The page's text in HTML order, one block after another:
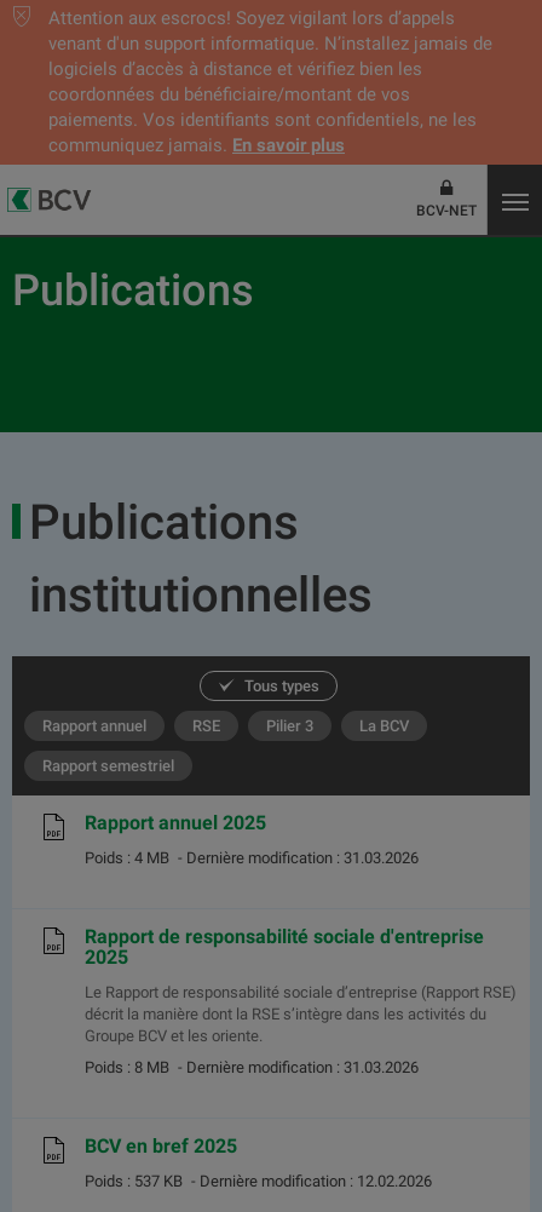
Attention aux escrocs! Soyez vigilant lors d’appels
venant d'un support informatique. N’installez jamais de
logiciels d’accès à distance et vérifiez bien les
coordonnées du bénéficiaire/montant de vos
paiements. Vos identifiants sont confidentiels, ne les
communiquez jamais. En savoir plus
BCV-NET
Publications
Publications
institutionnelles
Tous types
Rapport annuel RSE Pilier 3 La BCV
Rapport semestriel
Rapport annuel 2025
Poids : 4 MB - Dernière modification : 31.03.2026
Rapport de responsabilité sociale d'entreprise
2025
Le Rapport de responsabilité sociale d’entreprise (Rapport RSE)
décrit la manière dont la RSE s’intègre dans les activités du
Groupe BCV et les oriente.
Poids : 8 MB - Dernière modification : 31.03.2026
BCV en bref 2025
Poids : 537 KB - Dernière modification : 12.02.2026